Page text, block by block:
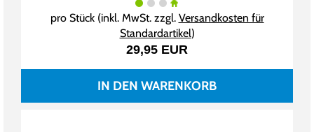
pro Stück (inkl. MwSt. zzgl. Versandkosten für
Standardartikel)
29,95 EUR
IN DEN WARENKORB